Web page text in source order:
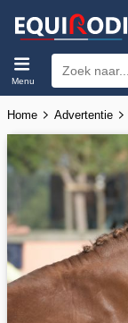
Menu
Home Advertentie